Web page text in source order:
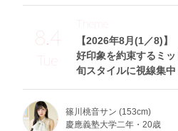
8.4
Tue
【2026年8月(1／8)】
好印象を約束するミ
旬スタイルに視線集
Theme
篠川桃音サン (153cm)
慶應義塾大学二年・20歳